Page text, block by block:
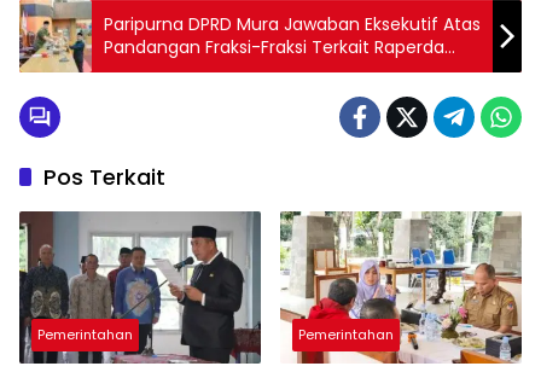
Paripurna DPRD Mura Jawaban Eksekutif Atas
Pandangan Fraksi-Fraksi Terkait Raperda
Pertanggungjawaban APBD 2024
Pos Terkait
Pemerintahan Pemerintahan